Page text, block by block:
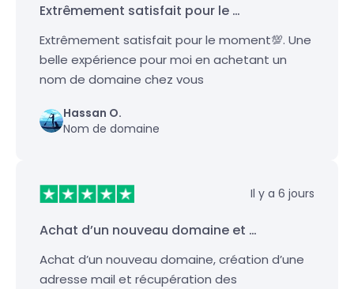
Extrêmement satisfait pour le …
Extrêmement satisfait pour le moment💯. Une
belle expérience pour moi en achetant un
nom de domaine chez vous
Hassan O.
Nom de domaine
Il y a 6 jours
Achat d’un nouveau domaine et …
Achat d’un nouveau domaine, création d’une
adresse mail et récupération des